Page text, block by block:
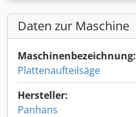
Daten zur Maschine
Maschinenbezeichnung:
Plattenaufteilsäge
Hersteller:
Panhans